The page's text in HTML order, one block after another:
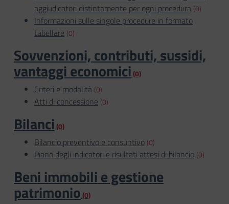
aggiudicatori distintamente per ogni procedura (0)
Informazioni sulle singole procedure in formato
tabellare (0)
Sovvenzioni, contributi, sussidi,
vantaggi economici(0)
Criteri e modalità (0)
Atti di concessione (0)
Bilanci(0)
Bilancio preventivo e consuntivo (0)
Piano degli indicatori e risultati attesi di bilancio (0)
Beni immobili e gestione
patrimonio(0)